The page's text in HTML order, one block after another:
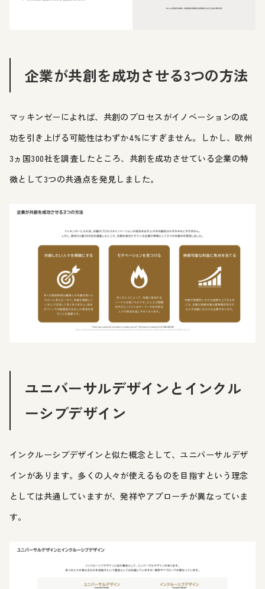
企業が共創を成功させる3つの方法
マッキンゼーによれば、共創のプロセスがイノベーションの成
功を引き上げる可能性はわずか4%にすぎません。しかし、欧州
3ヵ国300社を調査したところ、共創を成功させている企業の特
徴として3つの共通点を発見しました。
ユニバーサルデザインとインクル
ーシブデザイン
インクルーシブデザインと似た概念として、ユニバーサルデザ
インがあります。多くの人々が使えるものを目指すという理念
としては共通していますが、発祥やアプローチが異なっていま
す。